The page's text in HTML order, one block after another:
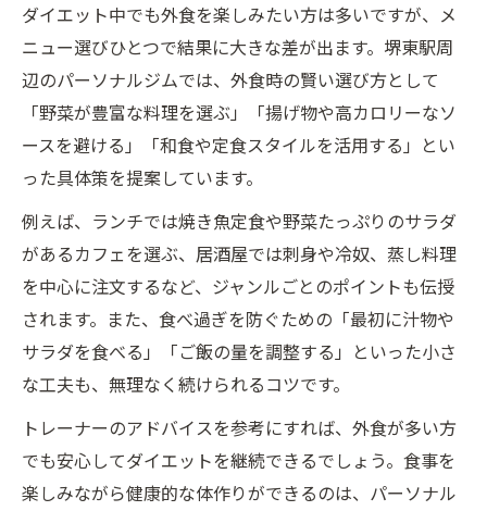
パーソナルジム式続けやすい食事パターン
堺東駅で実践できるダイエット食事の組み
方
外食でも真似できるダイエット食事パター
パーソナルジムが教える日常食事のポイン
ト
食事管理を簡単にするパターンの選び方
ダイエット中でも外食を楽しみたい方は多いですが、メ
ニュー選びひとつで結果に大きな差が出ます。堺東駅周
辺のパーソナルジムでは、外食時の賢い選び方として
「野菜が豊富な料理を選ぶ」「揚げ物や高カロリーなソ
ースを避ける」「和食や定食スタイルを活用する」とい
った具体策を提案しています。
例えば、ランチでは焼き魚定食や野菜たっぷりのサラダ
があるカフェを選ぶ、居酒屋では刺身や冷奴、蒸し料理
を中心に注文するなど、ジャンルごとのポイントも伝授
されます。また、食べ過ぎを防ぐための「最初に汁物や
サラダを食べる」「ご飯の量を調整する」といった小さ
な工夫も、無理なく続けられるコツです。
トレーナーのアドバイスを参考にすれば、外食が多い方
でも安心してダイエットを継続できるでしょう。食事を
楽しみながら健康的な体作りができるのは、パーソナル